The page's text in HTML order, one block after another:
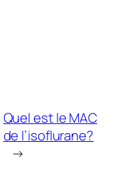
Quel est le MAC
de l’isoflurane?
→